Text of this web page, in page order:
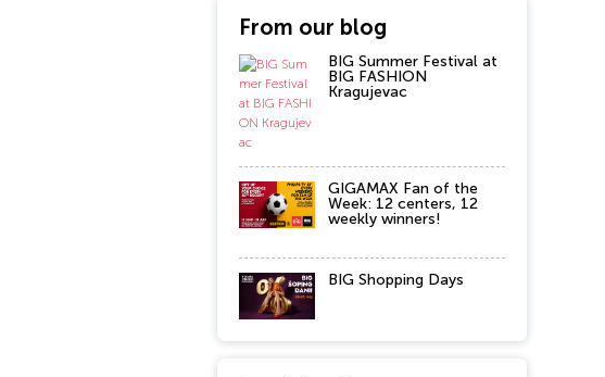
From our blog
BIG Summer Festival at
BIG FASHION
Kragujevac
GIGAMAX Fan of the
Week: 12 centers, 12
weekly winners!
BIG Shopping Days